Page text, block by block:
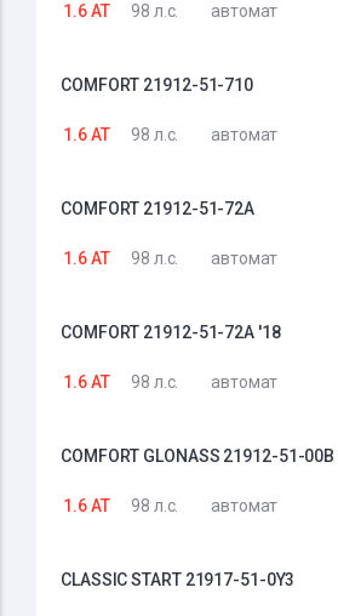
1.6 AT 98 л.с. автомат
COMFORT 21912-51-710
1.6 AT 98 л.с. автомат
COMFORT 21912-51-72A
1.6 AT 98 л.с. автомат
COMFORT 21912-51-72A '18
1.6 AT 98 л.с. автомат
COMFORT GLONASS 21912-51-00B
1.6 AT 98 л.с. автомат
CLASSIC START 21917-51-0Y3